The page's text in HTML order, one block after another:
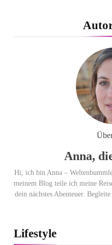
Anna,
Hi, ich bin Anna –
meinem Blog teile ich meine
dein nächstes Abenteuer.
Lifestyle